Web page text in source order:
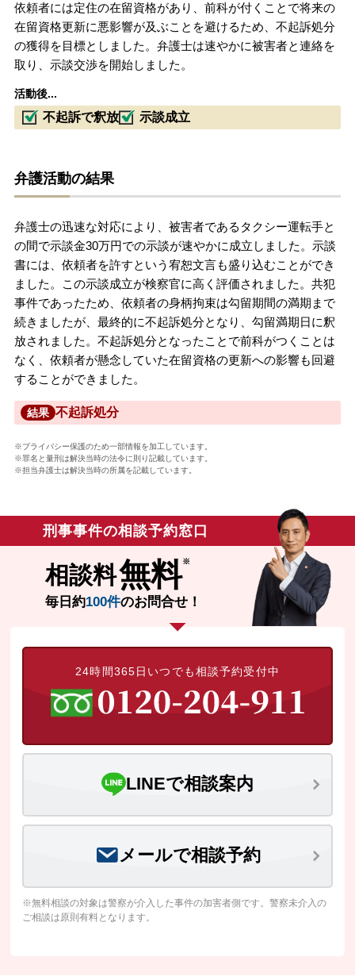
依頼者には定住の在留資格があり、前科が付くことで将来の
在留資格更新に悪影響が及ぶことを避けるため、不起訴処分
の獲得を目標としました。弁護士は速やかに被害者と連絡を
取り、示談交渉を開始しました。
活動後...
不起訴で釈放 示談成立
弁護活動の結果
弁護士の迅速な対応により、被害者であるタクシー運転手と
の間で示談金30万円での示談が速やかに成立しました。示談
書には、依頼者を許すという宥恕文言も盛り込むことができ
ました。この示談成立が検察官に高く評価されました。共犯
事件であったため、依頼者の身柄拘束は勾留期間の満期まで
続きましたが、最終的に不起訴処分となり、勾留満期日に釈
放されました。不起訴処分となったことで前科がつくことは
なく、依頼者が懸念していた在留資格の更新への影響も回避
することができました。
結果 不起訴処分
※プライバシー保護のため一部情報を加工しています。
※罪名と量刑は解決当時の法令に則り記載しています。
※担当弁護士は解決当時の所属を記載しています。
刑事事件の相談予約窓口
相談料無料
毎日約100件のお問合せ！
24時間365日いつでも相談予約受付中
LINEで相談案内
メールで相談予約
※無料相談の対象は警察が介入した事件の加害者側です。警察未介入の
ご相談は原則有料となります。